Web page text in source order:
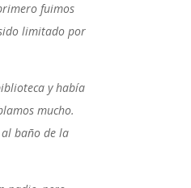
fuimos
limitado por
y había
mucho.
baño de la